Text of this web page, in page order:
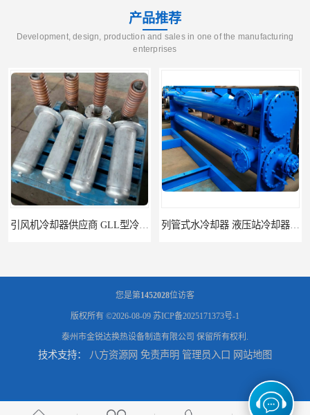
产品推荐
Development, design, production and sales in one of the manufacturing
enterprises
不锈钢列管冷凝器 化工蒸发式冷却器 BR板式换热器
您是第1452028位访客
版权所有 ©2026-08-09 苏ICP备2025171373号-1
泰州市金锐达换热设备制造有限公司 保留所有权利.
技术支持： 八方资源网 免责声明 管理员入口 网站地图